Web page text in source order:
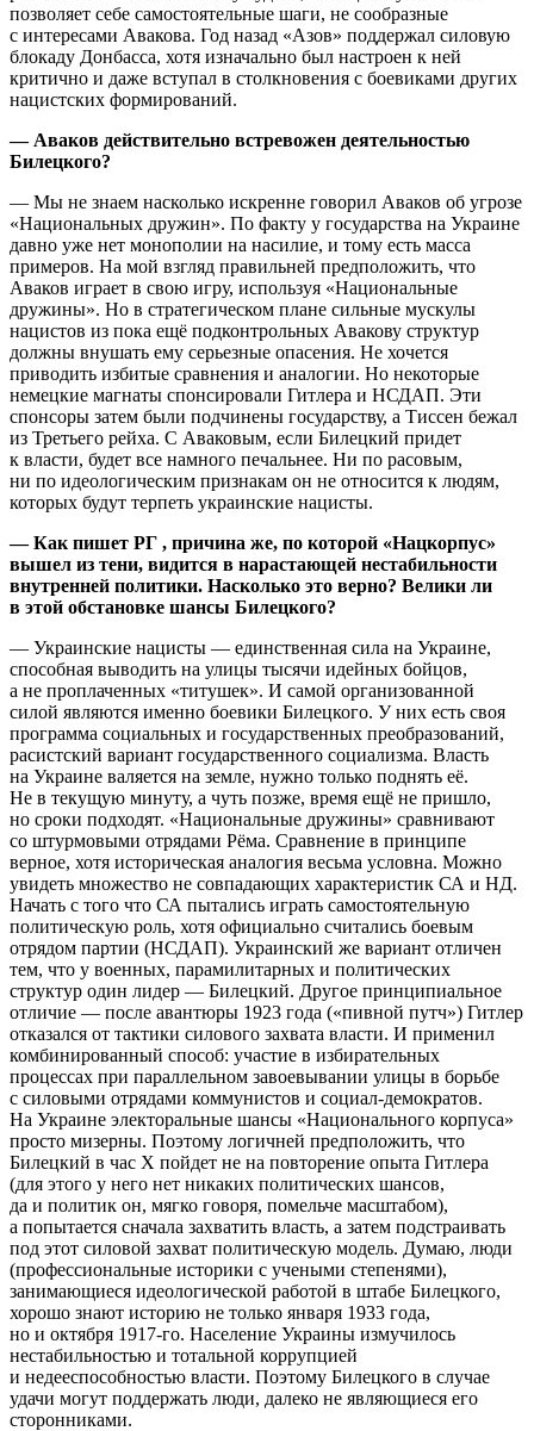
позволяет себе самостоятельные шаги, не сообразные
с интересами Авакова. Год назад «Азов» поддержал силовую
блокаду Донбасса, хотя изначально был настроен к ней
критично и даже вступал в столкновения с боевиками других
нацистских формирований.
— Аваков действительно встревожен деятельностью
Билецкого?
— Мы не знаем насколько искренне говорил Аваков об угрозе
«Национальных дружин». По факту у государства на Украине
давно уже нет монополии на насилие, и тому есть масса
примеров. На мой взгляд правильней предположить, что
Аваков играет в свою игру, используя «Национальные
дружины». Но в стратегическом плане сильные мускулы
нацистов из пока ещё подконтрольных Авакову структур
должны внушать ему серьезные опасения. Не хочется
приводить избитые сравнения и аналогии. Но некоторые
немецкие магнаты спонсировали Гитлера и НСДАП. Эти
спонсоры затем были подчинены государству, а Тиссен бежал
из Третьего рейха. С Аваковым, если Билецкий придет
к власти, будет все намного печальнее. Ни по расовым,
ни по идеологическим признакам он не относится к людям,
которых будут терпеть украинские нацисты.
— Как пишет РГ , причина же, по которой «Нацкорпус»
вышел из тени, видится в нарастающей нестабильности
внутренней политики. Насколько это верно? Велики ли
в этой обстановке шансы Билецкого?
— Украинские нацисты — единственная сила на Украине,
способная выводить на улицы тысячи идейных бойцов,
а не проплаченных «титушек». И самой организованной
силой являются именно боевики Билецкого. У них есть своя
программа социальных и государственных преобразований,
расистский вариант государственного социализма. Власть
на Украине валяется на земле, нужно только поднять её.
Не в текущую минуту, а чуть позже, время ещё не пришло,
но сроки подходят. «Национальные дружины» сравнивают
со штурмовыми отрядами Рёма. Сравнение в принципе
верное, хотя историческая аналогия весьма условна. Можно
увидеть множество не совпадающих характеристик СА и НД.
Начать с того что СА пытались играть самостоятельную
политическую роль, хотя официально считались боевым
отрядом партии (НСДАП). Украинский же вариант отличен
тем, что у военных, парамилитарных и политических
структур один лидер — Билецкий. Другое принципиальное
отличие — после авантюры 1923 года («пивной путч») Гитлер
отказался от тактики силового захвата власти. И применил
комбинированный способ: участие в избирательных
процессах при параллельном завоевывании улицы в борьбе
с силовыми отрядами коммунистов и социал-демократов.
На Украине электоральные шансы «Национального корпуса»
просто мизерны. Поэтому логичней предположить, что
Билецкий в час Х пойдет не на повторение опыта Гитлера
(для этого у него нет никаких политических шансов,
да и политик он, мягко говоря, помельче масштабом),
а попытается сначала захватить власть, а затем подстраивать
под этот силовой захват политическую модель. Думаю, люди
(профессиональные историки с учеными степенями),
занимающиеся идеологической работой в штабе Билецкого,
хорошо знают историю не только января 1933 года,
но и октября 1917-го. Население Украины измучилось
нестабильностью и тотальной коррупцией
и недееспособностью власти. Поэтому Билецкого в случае
удачи могут поддержать люди, далеко не являющиеся его
сторонниками.